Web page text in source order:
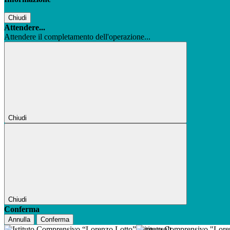
Chiudi
Attendere...
Attendere il completamento dell'operazione...
Chiudi
Chiudi
Conferma
Annulla Conferma